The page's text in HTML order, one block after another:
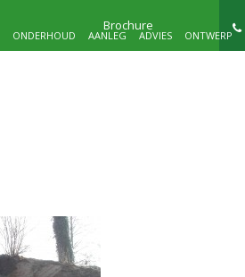
ONTWERP
ADVIES
AANLEG
ONDERHOUD
Brochure